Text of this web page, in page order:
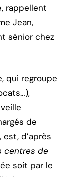
rappellent
Jean,
sénior chez
qui regroupe
de
d’après
centres de
soit par le